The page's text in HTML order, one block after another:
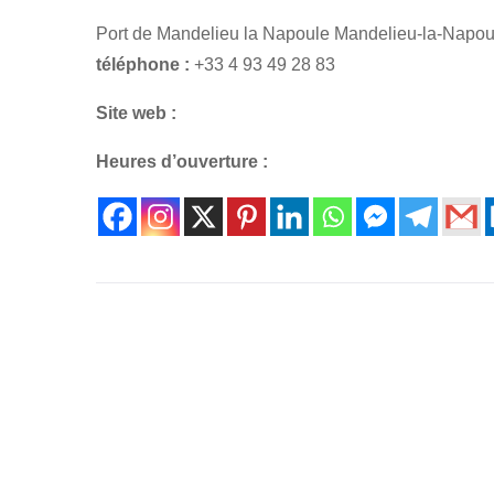
Port de Mandelieu la Napoule Mandelieu-la-
téléphone : +33 4 93 49 28 83
Site web :
Heures d’ouverture :